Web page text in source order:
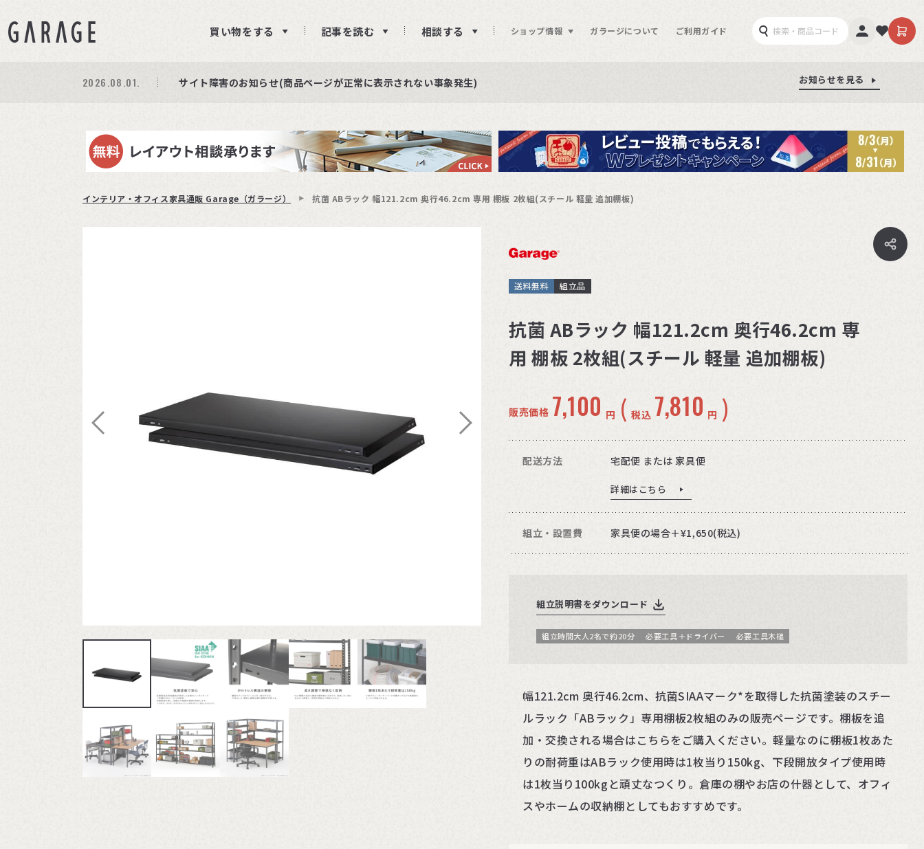
買い物をする 記事を読む 相談する ショップ情報 ガラージについて ご利用ガイド
期間限定プレゼント│レビュー投稿をお待ちしております お知らせを見る
商品ページ障害復旧のお知らせ お知らせを見る
2026.08.01. サイト障害のお知らせ(商品ページが正常に表示されない事象発生) お知らせを見る
インテリア・オフィス家具通販 Garage（ガラージ） 抗菌 ABラック 幅121.2cm 奥行46.2cm 専用 棚板 2枚組(スチール 軽量 追加棚板)
送料無料 組立品
抗菌 ABラック 幅121.2cm 奥行46.2cm 専
用 棚板 2枚組(スチール 軽量 追加棚板)
販売価格 7,100 円 ( 税込 7,810 円 )
配送方法 宅配便 または 家具便
詳細はこちら
組立・設置費 家具便の場合＋¥1,650(税込)
組立説明書をダウンロード
組立時間大人2名で約20分 必要工具＋ドライバー 必要工具木槌
幅121.2cm 奥行46.2cm、抗菌SIAAマーク*を取得した抗菌塗装のスチー
ルラック「ABラック」専用棚板2枚組のみの販売ページです。棚板を追
加・交換される場合はこちらをご購入ください。軽量なのに棚板1枚あた
りの耐荷重はABラック使用時は1枚当り150kg、下段開放タイプ使用時
は1枚当り100kgと頑丈なつくり。倉庫の棚やお店の什器として、オフィ
スやホームの収納棚としてもおすすめです。